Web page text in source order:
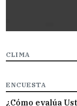
CLIMA
ENCUESTA
¿Cómo evalúa